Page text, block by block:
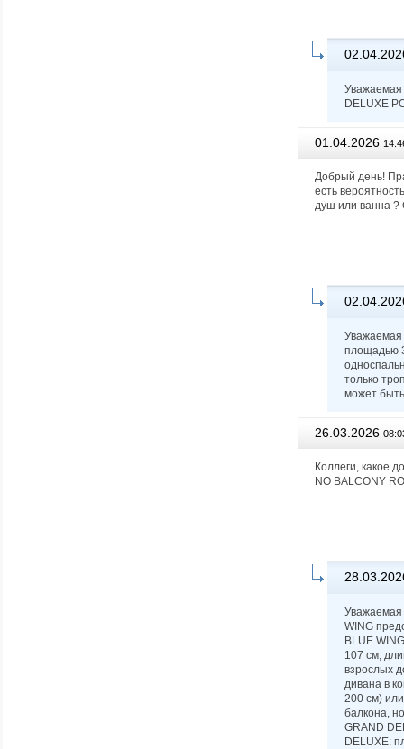
Уважаемая
DELUXE
01.04.2026
Добрый день!
есть
душ или ванна ?
Уважаемая
площадью
только
может
26.03.2026
Коллеги, какое
NO BALCONY
Уважаемая
WING
BLUE
107 см,
взрослых
дивана в
200 см)
балкона,
GRAND
DELUXE: